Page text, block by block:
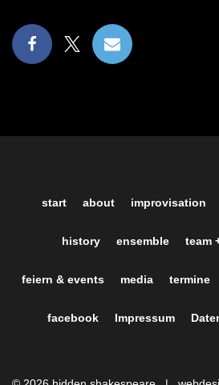
start about improvisation
history ensemble team
feiern & events media termine
facebook Impressum